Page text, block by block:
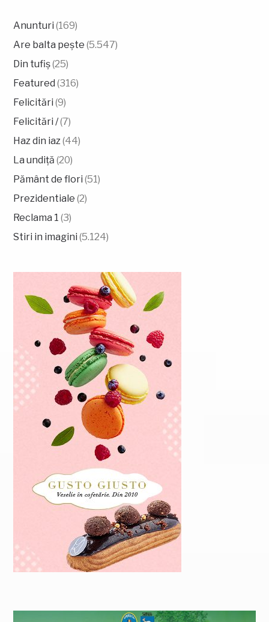
Anunturi (169)
Are balta pește (5.547)
Din tufiș(25)
Featured (316)
Felicitări (9)
Felicitări /(7)
Haz din iaz(44)
La undiță (20)
Pământ de flori (51)
Prezidentiale (2)
Reclama 1 (3)
Stiri in imagini (5.124)